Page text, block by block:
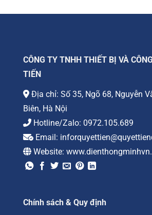
CÔNG TY TNHH THIẾT BỊ VÀ
TIẾN
Địa chỉ: Số 35, Ngõ 68, Nguyễn
Biên, Hà Nội
Hotline/Zalo: 0972.105.689
Email:
Website:
Chính sách & Quy định